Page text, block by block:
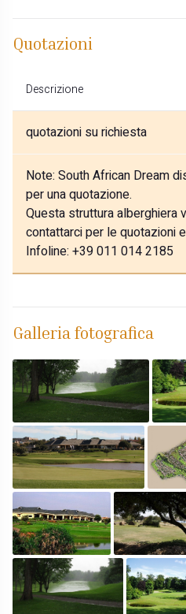
Quotazioni
Descrizione
quotazioni su richiesta
Note: South African Dream
per una quotazione.
Questa struttura alberghiera
contattarci per le quotazioni
Infoline: +39 011 014 2185
Galleria fotografica